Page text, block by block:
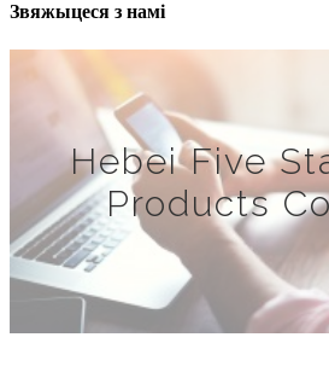
Звяжыцеся з намі
Hebei Five
Products